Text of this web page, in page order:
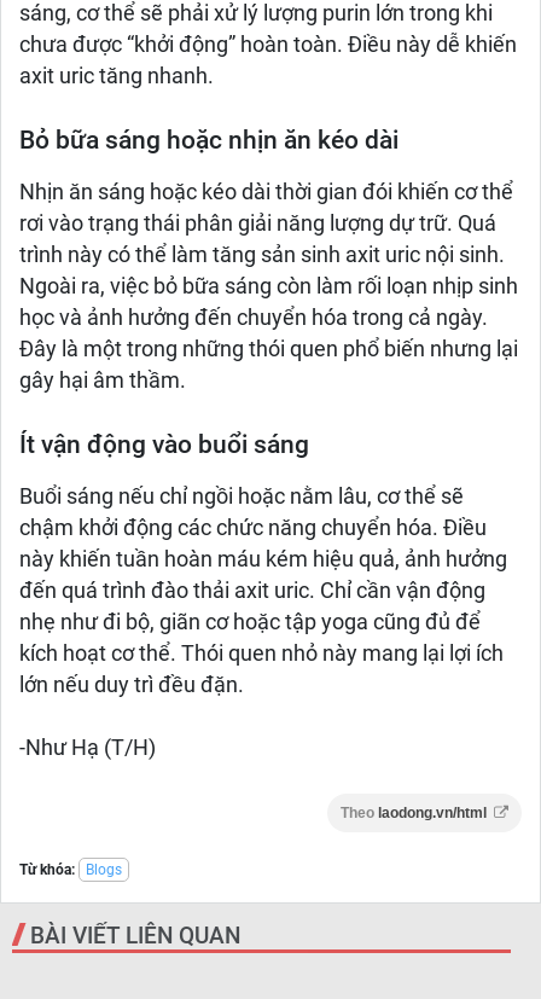
sáng, cơ thể sẽ phải xử lý lượng purin lớn trong khi
chưa được “khởi động” hoàn toàn. Điều này dễ khiến
axit uric tăng nhanh.
Bỏ bữa sáng hoặc nhịn ăn kéo dài
Nhịn ăn sáng hoặc kéo dài thời gian đói khiến cơ thể
rơi vào trạng thái phân giải năng lượng dự trữ. Quá
trình này có thể làm tăng sản sinh axit uric nội sinh.
Ngoài ra, việc bỏ bữa sáng còn làm rối loạn nhịp sinh
học và ảnh hưởng đến chuyển hóa trong cả ngày.
Đây là một trong những thói quen phổ biến nhưng lại
gây hại âm thầm.
Ít vận động vào buổi sáng
Buổi sáng nếu chỉ ngồi hoặc nằm lâu, cơ thể sẽ
chậm khởi động các chức năng chuyển hóa. Điều
này khiến tuần hoàn máu kém hiệu quả, ảnh hưởng
đến quá trình đào thải axit uric. Chỉ cần vận động
nhẹ như đi bộ, giãn cơ hoặc tập yoga cũng đủ để
kích hoạt cơ thể. Thói quen nhỏ này mang lại lợi ích
lớn nếu duy trì đều đặn.
-Như Hạ (T/H)
Theo laodong.vn/html
Từ khóa: Blogs
BÀI VIẾT LIÊN QUAN